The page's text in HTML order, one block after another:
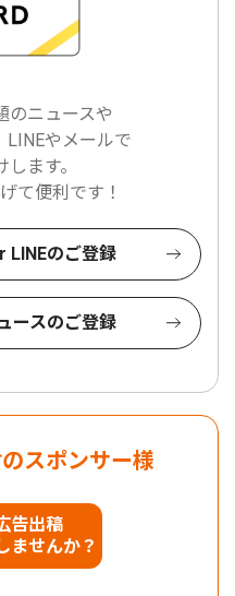
のニュースや
LINEやメールで
ます。
て便利です！
LINEのご登録
ースのご登録
スポンサー様
告出稿
ませんか？